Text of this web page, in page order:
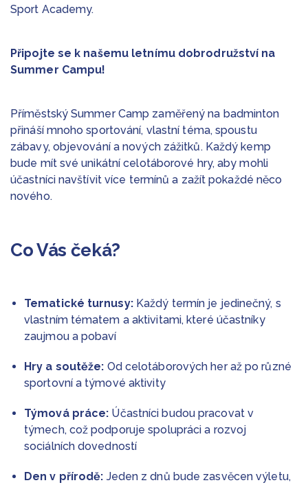
Sport Academy.
Připojte se k našemu letnímu dobrodružství na
Summer Campu!
Příměstský Summer Camp zaměřený na badminton
přináší mnoho sportování, vlastní téma, spoustu
zábavy, objevování a nových zážitků. Každý kemp
bude mít své unikátní celotáborové hry, aby mohli
účastníci navštívit více termínů a zažít pokaždé něco
nového.
Co Vás čeká?
Tematické turnusy:Každý termín je jedinečný, s
vlastním tématem a aktivitami, které účastníky
zaujmou a pobaví
Hry a soutěže: Od celotáborových her až po různé
sportovní a týmové aktivity
Týmová práce: Účastníci budou pracovat v
týmech, což podporuje spolupráci a rozvoj
sociálních dovedností
Den v přírodě: Jeden z dnů bude zasvěcen výletu,